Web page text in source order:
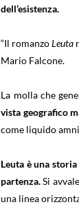
dell’esistenza.
“Il romanzoLeuta
Mario Falcone.
La molla che
vista geografico
come liquido
Leuta è una
partenza.Si
una linea